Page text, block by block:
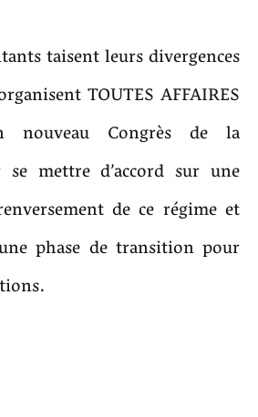
taisent leurs divergences
TOUTES AFFAIRES
nouveau Congrès de la
se mettre d’accord sur une
de ce régime et
phase de transition pour